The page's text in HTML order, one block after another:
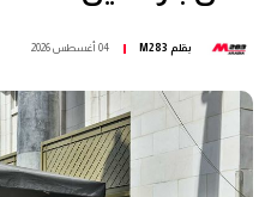
بقلم M283 04 أغسطس 2026